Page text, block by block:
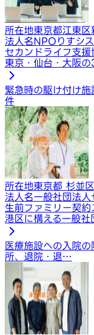
所在地東京都江東
法人名NPOりすシ
セカンドライフ支
東京・仙台・大阪
緊急時の駆け付け施
件
所在地東京都 杉並
法人名一般社団法
生前ファミリー契約
港区に構える一般社
医療施設への入院
所、退院・退…